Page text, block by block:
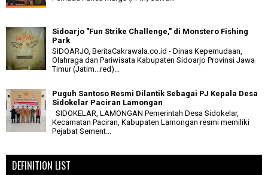
Sidoarjo "Fun Strike Challenge," di Monstero Fishing
Park
SIDOARJO, BeritaCakrawala.co.id - Dinas Kepemudaan,
Olahraga dan Pariwisata Kabupaten Sidoarjo Provinsi Jawa
Timur (Jatim...red)...
Puguh Santoso Resmi Dilantik Sebagai PJ Kepala Desa
Sidokelar Paciran Lamongan
SIDOKELAR, LAMONGAN Pemerintah Desa Sidokelar,
Kecamatan Paciran, Kabupaten Lamongan resmi memiliki
Pejabat Sement...
DEFINITION LIST